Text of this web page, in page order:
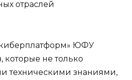
отраслей
ЮФУ
которые не только
техническими знаниями,